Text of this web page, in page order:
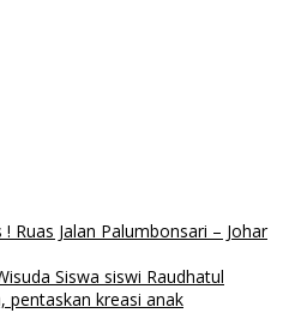
Ruas Jalan Palumbonsari – Johar
Siswa siswi Raudhatul
pentaskan kreasi anak